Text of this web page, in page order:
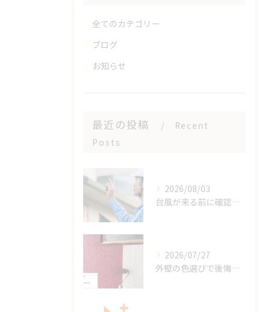
全てのカテゴリー
ブログ
お知らせ
最近の投稿
Recent
Posts
2026/08/03
台風が来る前に確認！住まいを守る5つのセルフチェックポイン
2026/07/27
外壁の色選びで後悔しないために！知っておきたい5つのポイント